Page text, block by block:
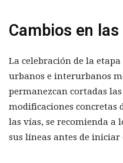
Cambios en
La celebración de la
urbanos e interurbanos
permanezcan cortadas
modificaciones concretas
las vías, se recomienda
sus líneas antes de iniciar